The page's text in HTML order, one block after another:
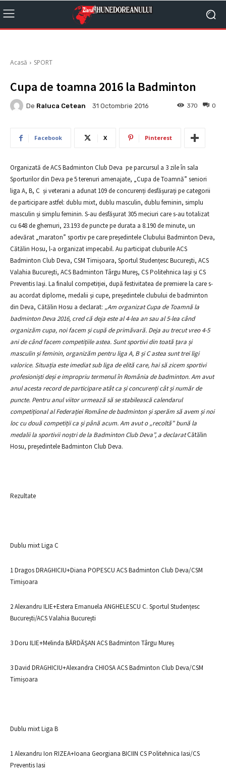
Acasă SPORT
Cupa de toamna 2016 la Badminton
De Raluca Cetean 31 Octombrie 2016 0
370
Facebook X Pinterest
Organizată de ACS Badminton Club Deva pe parcursul a 3 zile în sala
Sporturilor din Deva pe 5 terenuri amenajate, „Cupa de Toamnă” seniori
liga A, B, C și veterani a adunat 109 de concurenți desfășurați pe categorii
de participare astfel: dublu mixt, dublu masculin, dublu feminin, simplu
masculin și simplu feminin. S-au desfășurat 305 meciuri care s-au totalizat
cu 648 de ghemuri, 23.193 de puncte pe durata a 8.190 de minute, un
adevărat „maraton” sportiv pe care președintele Clubului Badminton Deva,
Cătălin Hosu, l-a organizat impecabil. Au participat cluburile ACS
Badminton Club Deva, CSM Timişoara, Sportul Studenţesc Bucureşti, ACS
Valahia Bucureşti, ACS Badminton Târgu Mureş, CS Politehnica Iaşi și CS
Preventis Iaşi. La finalul competiției, după festivitatea de premiere la care s-
au acordat diplome, medalii și cupe, președintele clubului de badminton
din Deva, Cătălin Hosu a declarat: „Am organizat Cupa de Toamnă la
badminton Deva 2016, cred că deja este al 4-lea an sau al 5-lea când
organizăm cupa, noi facem și cupă de primăvară. Deja au trecut vreo 4-5
ani de când facem competițiile astea. Sunt sportivi din toată țara și
masculin și feminin, organizăm pentru liga A, B și C astea sunt trei ligi
valorice. Situația este imediat sub liga de elită care, hai să zicem sportivi
profesioniști deși e impropriu termenul în România de badminton. Am avut
anul acesta record de participare atât ca și concurenți cât și număr de
puncte. Pentru anul viitor urmează să se stabilească calendarul
competițional al Federației Române de badminton și sperăm să avem și noi
loc cu două competiții ca și până acum. Am avut o „recoltă” bună la
medalii la sportivii noștri de la Badminton Club Deva”, a declaratCătălin
Hosu, președintele Badminton Club Deva.
Rezultate
Dublu mixt Liga C
1 Dragos DRAGHICIU+Diana POPESCU ACS Badminton Club Deva/CSM
Timișoara
2 Alexandru ILIE+Estera Emanuela ANGHELESCU C. Sportul Studențesc
București/ACS Valahia București
3 Doru ILIE+Melinda BĂRDĂȘAN ACS Badminton Târgu Mureș
3 David DRAGHICIU+Alexandra CHIOSA ACS Badminton Club Deva/CSM
Timișoara
Dublu mixt Liga B
1 Alexandru Ion RIZEA+Ioana Georgiana BICIIN CS Politehnica Iasi/CS
Preventis Iasi